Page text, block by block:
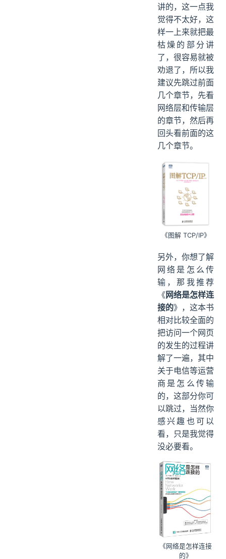
讲的，这一点我
觉得不太好，这
样一上来就把最
枯燥的部分讲
了，很容易就被
劝退了，所以我
建议先跳过前面
几个章节，先看
网络层和传输层
的章节，然后再
回头看前面的这
几个章节。
《图解 TCP/IP》
另外，你想了解
网络是怎么传
输，那我推荐
《网络是怎样连
接的》，这本书
相对比较全面的
把访问一个网页
的发生的过程讲
解了一遍，其中
关于电信等运营
商是怎么传输
的，这部分你可
以跳过，当然你
感兴趣也可以
看，只是我觉得
没必要看。
《网络是怎样连接
的》